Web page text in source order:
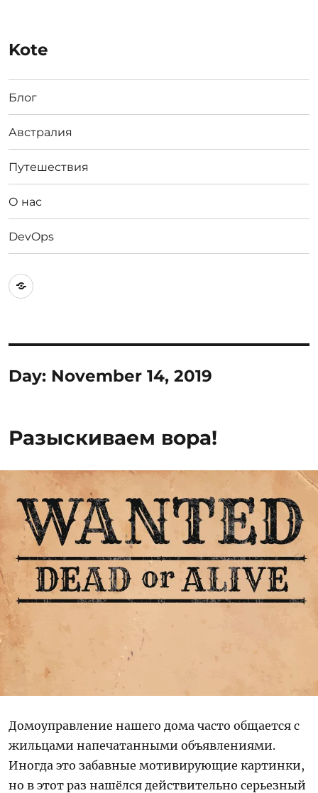
Kote
Блог
Австралия
Путешествия
О нас
DevOps
Австралия
Day: November 14, 2019
Разыскиваем вора!
Домоуправление нашего дома часто общается с
жильцами напечатанными объявлениями.
Иногда это забавные мотивирующие картинки,
но в этот раз нашёлся действительно серьезный